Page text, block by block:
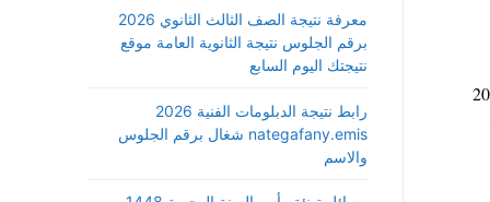
تكليف الخدمة العامة 2025
معرفة نتيجة الصف الثالث الثانوي 2026
برقم الجلوس نتيجة الثانوية العامة موقع
نتيجتك اليوم السابع
رابط نتيجة الدبلومات الفنية 2026
nategafany.emis شغال برقم الجلوس
والاسم